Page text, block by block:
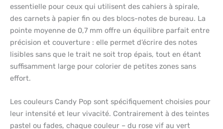
essentielle pour ceux qui utilisent des cahiers à spirale,
des carnets à papier fin ou des blocs-notes de bureau. La
pointe moyenne de 0,7 mm offre un équilibre parfait entre
précision et couverture : elle permet d’écrire des notes
lisibles sans que le trait ne soit trop épais, tout en étant
suffisamment large pour colorier de petites zones sans
effort.
Les couleurs Candy Pop sont spécifiquement choisies pour
leur intensité et leur vivacité. Contrairement à des teintes
pastel ou fades, chaque couleur – du rose vif au vert